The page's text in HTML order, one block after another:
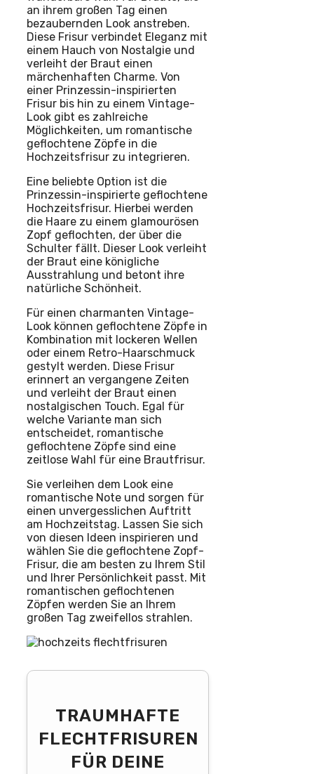
an ihrem großen Tag einen
bezaubernden Look anstreben.
Diese Frisur verbindet Eleganz mit
einem Hauch von Nostalgie und
verleiht der Braut einen
märchenhaften Charme. Von
einer Prinzessin-inspirierten
Frisur bis hin zu einem Vintage-
Look gibt es zahlreiche
Möglichkeiten, um romantische
geflochtene Zöpfe in die
Hochzeitsfrisur zu integrieren.
Eine beliebte Option ist die
Prinzessin-inspirierte geflochtene
Hochzeitsfrisur. Hierbei werden
die Haare zu einem glamourösen
Zopf geflochten, der über die
Schulter fällt. Dieser Look verleiht
der Braut eine königliche
Ausstrahlung und betont ihre
natürliche Schönheit.
Für einen charmanten Vintage-
Look können geflochtene Zöpfe in
Kombination mit lockeren Wellen
oder einem Retro-Haarschmuck
gestylt werden. Diese Frisur
erinnert an vergangene Zeiten
und verleiht der Braut einen
nostalgischen Touch. Egal für
welche Variante man sich
entscheidet, romantische
geflochtene Zöpfe sind eine
zeitlose Wahl für eine Brautfrisur.
Sie verleihen dem Look eine
romantische Note und sorgen für
einen unvergesslichen Auftritt
am Hochzeitstag. Lassen Sie sich
von diesen Ideen inspirieren und
wählen Sie die geflochtene Zopf-
Frisur, die am besten zu Ihrem Stil
und Ihrer Persönlichkeit passt. Mit
romantischen geflochtenen
Zöpfen werden Sie an Ihrem
großen Tag zweifellos strahlen.
TRAUMHAFTE
FLECHTFRISUREN
FÜR DEINE